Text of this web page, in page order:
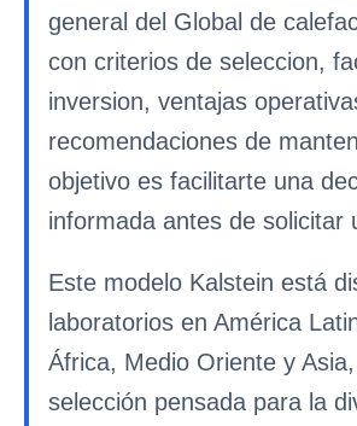
general del Global de
con criterios de seleccion,
inversion, ventajas
recomendaciones de
objetivo es facilitarte una
informada antes de solicitar
Este modelo Kalstein está
laboratorios en América
África, Medio Oriente y
selección pensada para la